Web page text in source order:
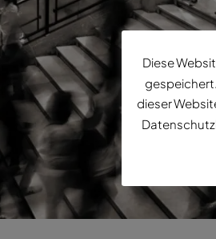
Diese
dieser